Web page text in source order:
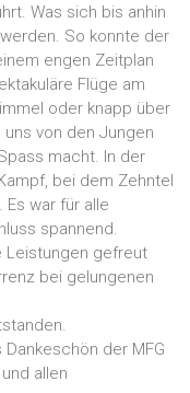
Was sich bis anhin
So konnte der
engen Zeitplan
Flüge am
oder knapp über
von den Jungen
macht. In der
bei dem Zehntel
war für alle
spannend.
Leistungen gefreut
bei gelungenen
der MFG
allen